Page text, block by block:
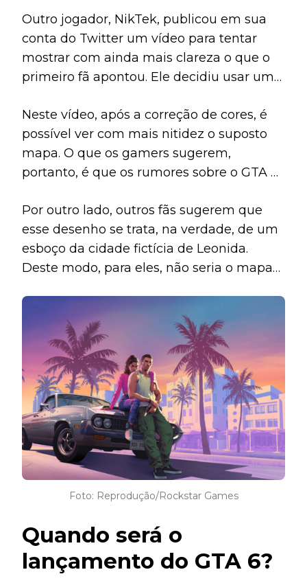
como se fosse o mapa.
Outro jogador, NikTek, publicou em sua
conta do Twitter um vídeo para tentar
mostrar com ainda mais clareza o que o
primeiro fã apontou. Ele decidiu usar uma
fazer a correção de cor do vídeo. Então,
posicionou um projeto de mapeamento
que a comunidade de jogadores conduziu
após o vazamento de 2022.
Neste vídeo, após a correção de cores, é
possível ver com mais nitidez o suposto
mapa. O que os gamers sugerem,
portanto, é que os rumores sobre o GTA 6
Por outro lado, outros fãs sugerem que
esse desenho se trata, na verdade, de um
esboço da cidade fictícia de Leonida.
Deste modo, para eles, não seria o mapa
representação.
Foto: Reprodução/Rockstar Games
Quando será o
lançamento do GTA 6?